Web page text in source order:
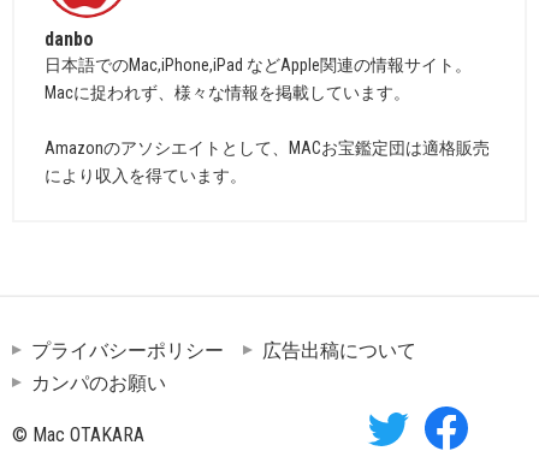
danbo
日本語でのMac,iPhone,iPad などApple関連の情報サイト。
Macに捉われず、様々な情報を掲載しています。
Amazonのアソシエイトとして、MACお宝鑑定団は適格販売
により収入を得ています。
プライバシーポリシー
広告出稿について
カンパのお願い
© Mac OTAKARA